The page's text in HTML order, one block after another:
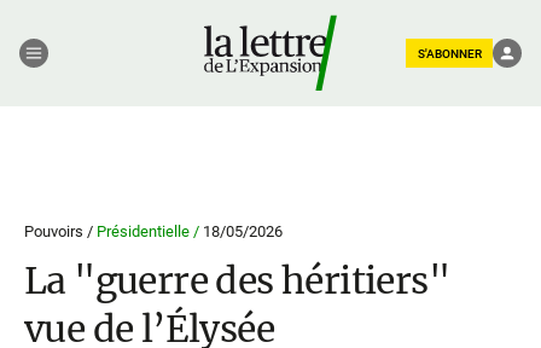
S'ABONNER
Pouvoirs / Présidentielle / 18/05/2026
La "guerre des héritiers"
vue de l’Élysée